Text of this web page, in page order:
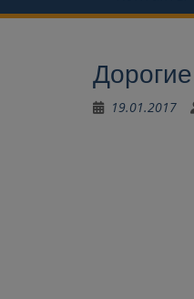
19.01.2017